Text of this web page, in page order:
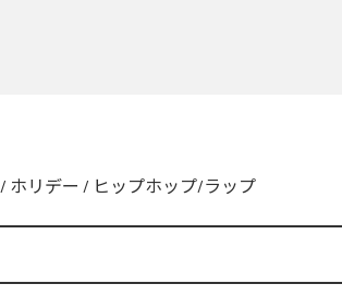
/ ホリデー / ヒップホップ/ラップ